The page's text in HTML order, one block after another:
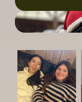
Contact
Meld je aan
.